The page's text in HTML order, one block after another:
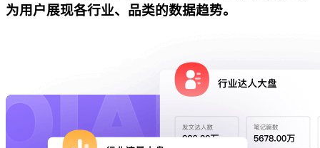
为用户展现各行业、品类的数据趋势。